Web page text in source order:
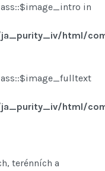
in
html/
html/
terénních a